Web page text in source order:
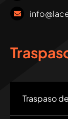
Traspaso